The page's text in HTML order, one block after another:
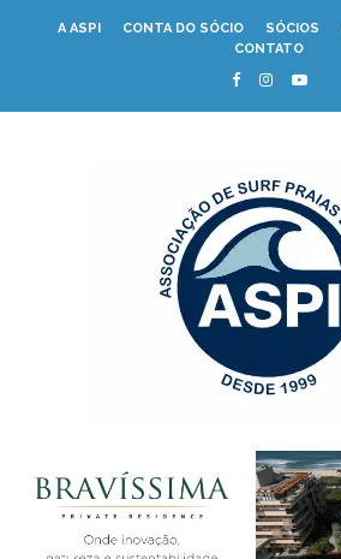
A ASPI CONTA DO SÓCIO SÓCIOS
CONTATO